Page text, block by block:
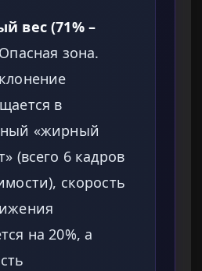
вес (71% –
Опасная зона.
в
«жирный
(всего 6 кадров
скорость
на 20%, а